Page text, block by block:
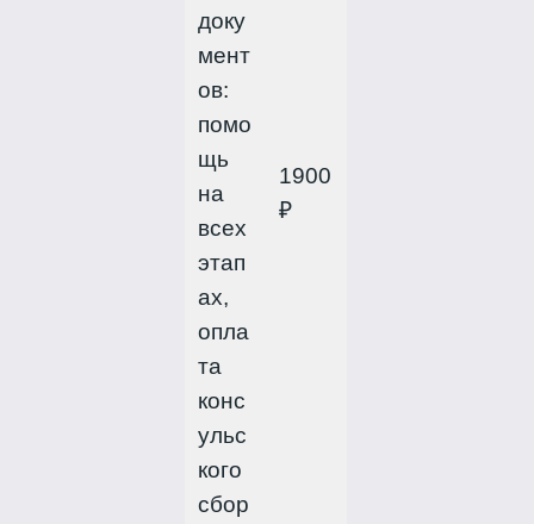
доку
мент
ов:
помо
щь
на
всех
этап
ах,
опла
та
конс
ульс
кого
сбор
1900
₽